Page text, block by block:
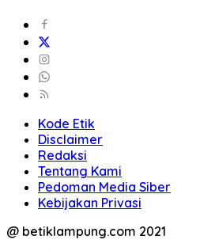
Kode Etik
Disclaimer
Redaksi
Tentang Kami
Pedoman Media Siber
Kebijakan Privasi
@ betiklampung.com 2021